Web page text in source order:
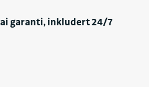
garanti, inkludert 24/7